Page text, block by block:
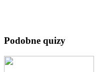
Podobne quizy